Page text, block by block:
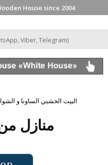
House since 2004
,Viber,Telegram)
البيت الخشبي الساونا و
منازل من 150الى200